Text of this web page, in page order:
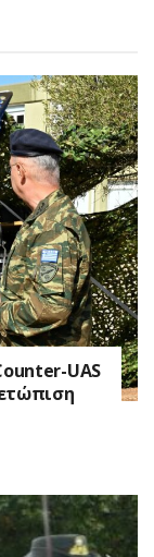
UAS